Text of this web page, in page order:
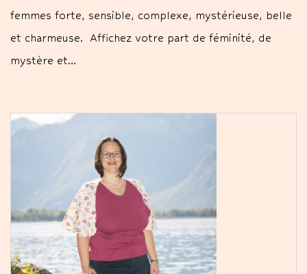
femmes forte, sensible, complexe, mystérieuse, belle
et charmeuse. Affichez votre part de féminité, de
mystère et…